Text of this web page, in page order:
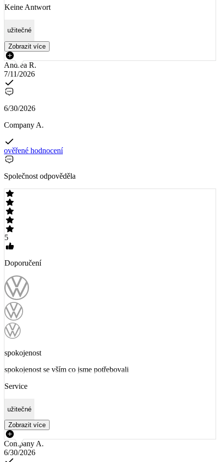
Keine Antwort
užitečné
Zobrazit více
Andrea R.
7/11/2026
6/30/2026
Company A.
ověřené hodnocení
Společnost odpověděla
5
Doporučení
spokojenost
spokojenost se vším co jsme potřebovali
Service
užitečné
Zobrazit více
Company A.
6/30/2026